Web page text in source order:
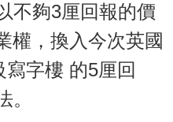
不夠3厘回報的價
權，換入今次英國
字樓 的5厘回